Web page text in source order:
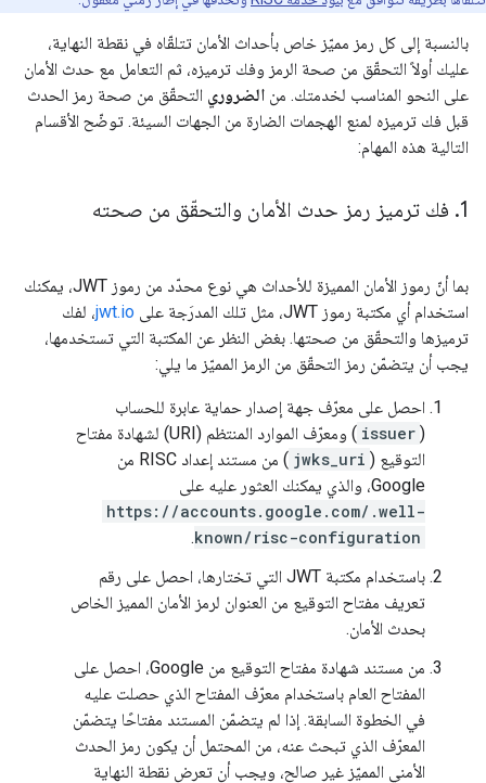
بالنسبة إلى كل رمز مميّز خاص بأحداث الأمان تتلقّاه في نقطة النهاية،
عليك أولاً التحقّق من صحة الرمز وفك ترميزه، ثم التعامل مع حدث الأمان
على النحو المناسب لخدمتك. من الضروري التحقّق من صحة رمز الحدث
قبل فك ترميزه لمنع الهجمات الضارة من الجهات السيئة. توضّح الأقسام
التالية هذه المهام:
1
. فك ترميز رمز حدث الأمان والتحقّق من صحته
بما أنّ رموز الأمان المميزة للأحداث هي نوع محدّد من رموز JWT، يمكنك
استخدام أي مكتبة رموز JWT، مثل تلك المدرَجة على
jwt.io، لفك
ترميزها والتحقّق من صحتها. بغض النظر عن المكتبة التي تستخدمها،
يجب أن يتضمّن رمز التحقّق من الرمز المميّز ما يلي:
احصل على معرّف جهة إصدار حماية عابرة للحساب
(
issuer
) ومعرّف الموارد المنتظم (URI) لشهادة مفتاح
التوقيع ( jwks_uri
) من مستند إعداد RISC من
Google، والذي يمكنك العثور عليه على
https://accounts.google.com/.well-
known/risc-configuration
.
باستخدام مكتبة JWT التي تختارها، احصل على رقم
تعريف مفتاح التوقيع من العنوان لرمز الأمان المميز الخاص
بحدث الأمان.
من مستند شهادة مفتاح التوقيع من Google، احصل على
المفتاح العام باستخدام معرّف المفتاح الذي حصلت عليه
في الخطوة السابقة. إذا لم يتضمّن المستند مفتاحًا يتضمّن
المعرّف الذي تبحث عنه، من المحتمل أن يكون رمز الحدث
الأمني المميّز غير صالح، ويجب أن تعرض نقطة النهاية